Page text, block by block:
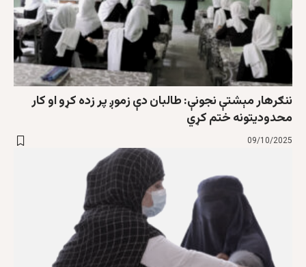
ننګرهار مېشتې نجونې: طالبان دې زموږ پر زده کړو او کار
محدودیتونه ختم کړي
09/10/2025